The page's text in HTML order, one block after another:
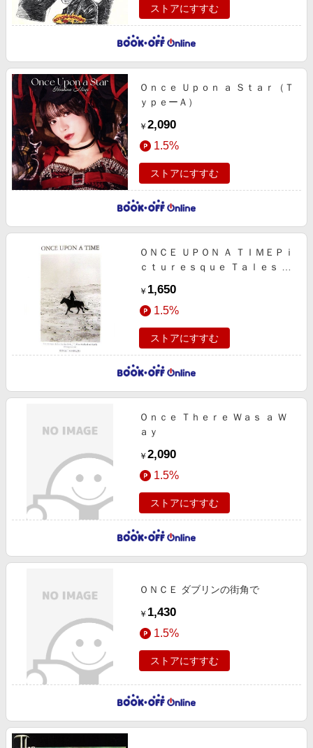
ストアにすすむ
Ｏｎｃｅ Ｕｐｏｎ ａ Ｓｔａｒ（Ｔ
ｙｐｅーＡ）
￥ 2,090
1.5%
ストアにすすむ
ＯＮＣＥ ＵＰＯＮ Ａ ＴＩＭＥＰｉ
ｃｔｕｒｅｓｑｕｅ Ｔａｌｅｓ ｂ
ｋｅｄ ｏｎ Ｅａｒｔｈ １９８２‐
ｐｒｅｓｅｎｔ
￥ 1,650
1.5%
ストアにすすむ
Ｏｎｃｅ Ｔｈｅｒｅ Ｗａｓ ａ Ｗ
ａｙ
￥ 2,090
1.5%
ストアにすすむ
ＯＮＣＥ ダブリンの街角で
￥ 1,430
1.5%
ストアにすすむ